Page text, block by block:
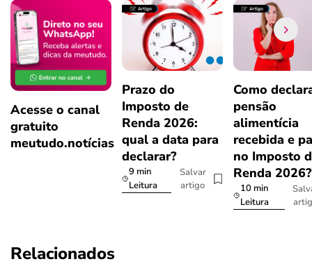
Acesse o canal
gratuito
meutudo.notícias
Prazo do
Imposto de
Renda 2026:
qual a data para
declarar?
9 min
Leitura
Salvar
artigo
Como
pensão
alimentícia
recebida e
no Imposto
Renda
10 min
Leitura
Relacionados